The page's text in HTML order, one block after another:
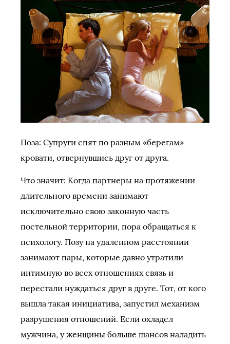
Поза: Супруги спят по разным «берегам»
кровати, отвернувшись друг от друга.
Что значит: Когда партнеры на протяжении
длительного времени занимают
исключительно свою законную часть
постельной территории, пора обращаться к
психологу. Позу на удаленном расстоянии
занимают пары, которые давно утратили
интимную во всех отношениях связь и
перестали нуждаться друг в друге. Тот, от кого
вышла такая инициатива, запустил механизм
разрушения отношений. Если охладел
мужчина, у женщины больше шансов наладить